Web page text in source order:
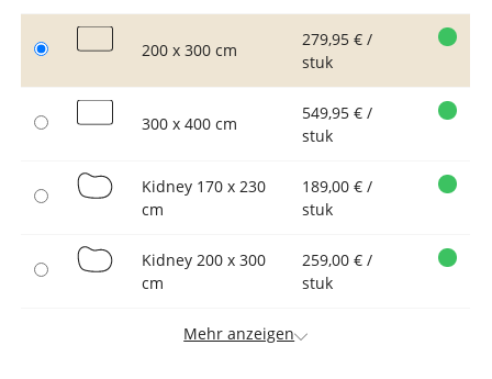
200 x 300 cm
279,95 € /
stuk
300 x 400 cm
549,95 € /
stuk
Kidney 170 x 230
cm
189,00 € /
stuk
Kidney 200 x 300
cm
259,00 € /
stuk
Mehr anzeigen